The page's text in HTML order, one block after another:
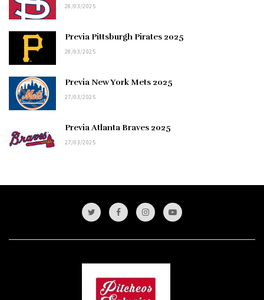
28/03/2025
Previa Pittsburgh Pirates 2025
28/03/2025
Previa New York Mets 2025
27/03/2025
Previa Atlanta Braves 2025
27/03/2025